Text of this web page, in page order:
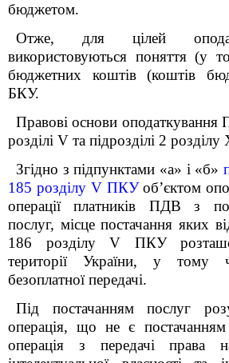
бюджетом.
Отже, для цілей
використовуються поняття (у
бюджетних коштів (коштів
БКУ.
Правові основи оподаткування
розділі V та підрозділі 2
Згідно з підпунктами «а» і «б»
185 розділу V ПКУоб’єктом
операції платників ПДВ з
послуг, місце постачання яких
186 розділу V ПКУ
території України, у тому
безоплатної передачі.
Під постачанням послуг
операція, що не є
операція з передачі права